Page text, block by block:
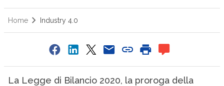
Home Industry 4.0
La Legge di Bilancio 2020, la proroga della